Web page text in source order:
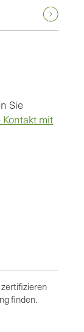
Sie
mit
zertifizieren
finden.